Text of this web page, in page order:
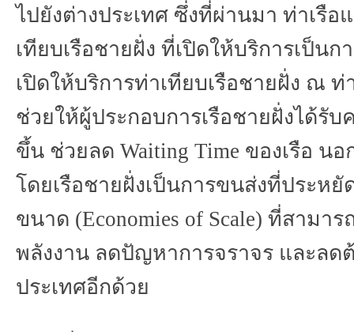
ไปยังต่างประเทศ ซึ่งที่ผ่านมา ท่าเรือ
เทียบเรือชายฝั่ง ที่เปิดให้บริการเป็นก
เปิดให้บริการท่าเทียบเรือชายฝั่ง ณ ท่
ช่วยให้ผู้ประกอบการเรือชายฝั่งได้รั
ขึ้น ช่วยลด Waiting Time ของเรือ นอ
โดยเรือชายฝั่งเป็นการขนส่งที่ประหยั
ขนาด (Economies of Scale) ที่สามาร
พลังงาน ลดปัญหาการจราจร และลด
ประเทศอีกด้วย